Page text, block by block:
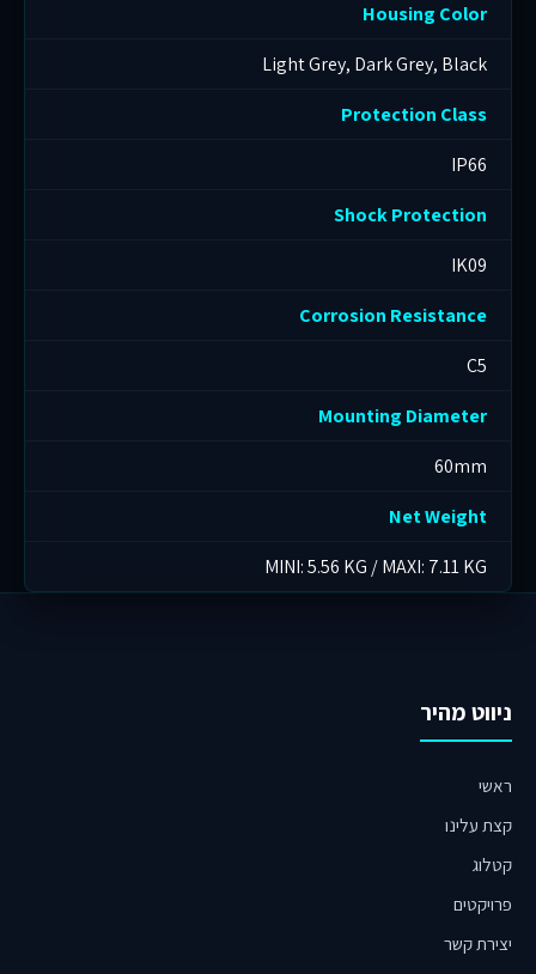
Housing Color
Light Grey, Dark Grey, Black
Protection Class
IP66
Shock Protection
IK09
Corrosion Resistance
C5
Mounting Diameter
60mm
Net Weight
MINI: 5.56 KG / MAXI: 7.11 KG
ניווט מהיר
ראשי
קצת עלינו
קטלוג
פרויקטים
יצירת קשר